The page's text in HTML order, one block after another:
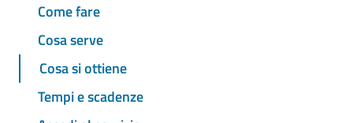
Come fare
Cosa serve
Cosa si ottiene
Tempi e scadenze